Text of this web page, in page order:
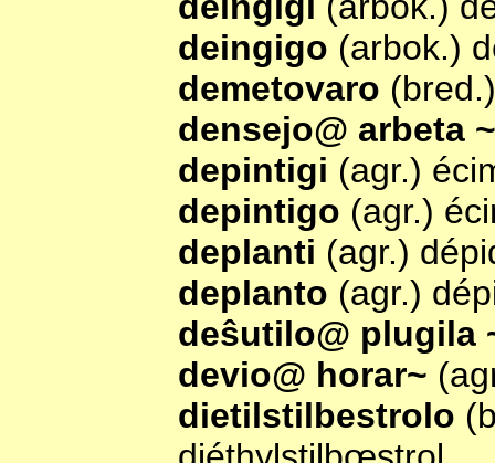
deingigo (arbok.)
demetovaro
densejo@ arbeta
depintigi (agr.)
depintigo (agr.)
deplanti (agr.)
deplanto (agr.)
deŝutilo@ plugila
devio@ horar~
dietilstilbestrolo